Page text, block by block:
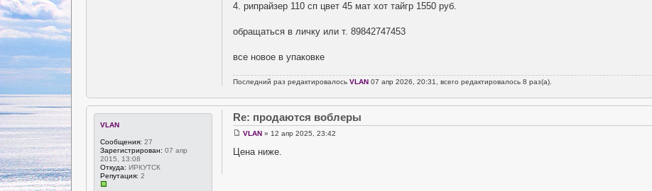
4. рипрайзер 110 сп цвет 45 мат хот тайгр 1550 руб.
обращаться в личку или т. 89842747453
все новое в упаковке
Последний раз редактировалось VLAN 07 апр 2026, 20:31, всего редактировалось 8 раз(а).
VLAN
Сообщения: 27
Зарегистрирован: 07 апр
2015, 13:08
Откуда: ИРКУТСК
Репутация: 2
Re: продаются воблеры
VLAN » 12 апр 2025, 23:42
Цена ниже.